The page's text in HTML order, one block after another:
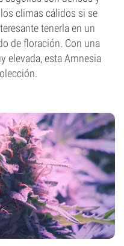
climas cálidos si se
tenerla en un
de floración. Con una
elevada, esta Amnesia